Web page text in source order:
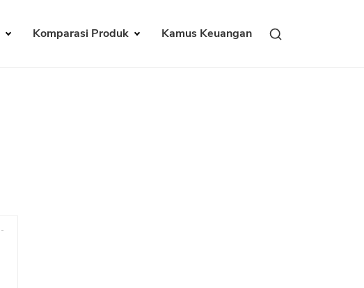
Komparasi Produk Kamus Keuangan